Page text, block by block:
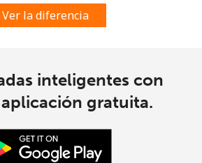
Ver la diferencia
inteligentes con
gratuita.